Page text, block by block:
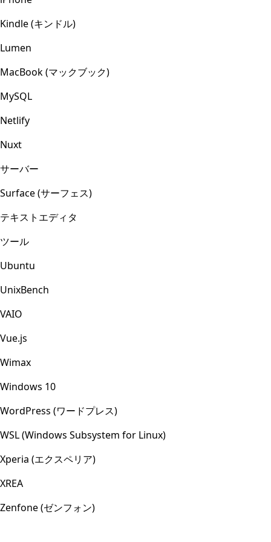
Kindle (キンドル)
Lumen
MacBook (マックブック)
MySQL
Netlify
Nuxt
サーバー
Surface (サーフェス)
テキストエディタ
ツール
Ubuntu
UnixBench
VAIO
Vue.js
Wimax
Windows 10
WordPress (ワードプレス)
WSL (Windows Subsystem for Linux)
Xperia (エクスペリア)
XREA
Zenfone (ゼンフォン)